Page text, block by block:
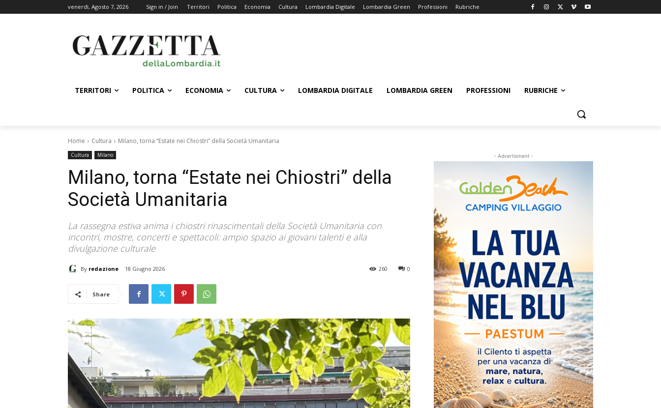
venerdì, Agosto 7, 2026 Sign in / Join Territori Politica Economia Cultura Lombardia Digitale Lombardia Green Professioni Rubriche
TERRITORI POLITICA ECONOMIA CULTURA LOMBARDIA DIGITALE LOMBARDIA GREEN PROFESSIONI RUBRICHE
Home Cultura Milano, torna “Estate nei Chiostri” della Società Umanitaria
Cultura Milano
Milano, torna “Estate nei Chiostri” della
Società Umanitaria
La rassegna estiva anima i chiostri rinascimentali della Società Umanitaria con
incontri, mostre, concerti e spettacoli: ampio spazio ai giovani talenti e alla
divulgazione culturale
By redazione 18 Giugno 2026 0
260
Share
- Advertisment -